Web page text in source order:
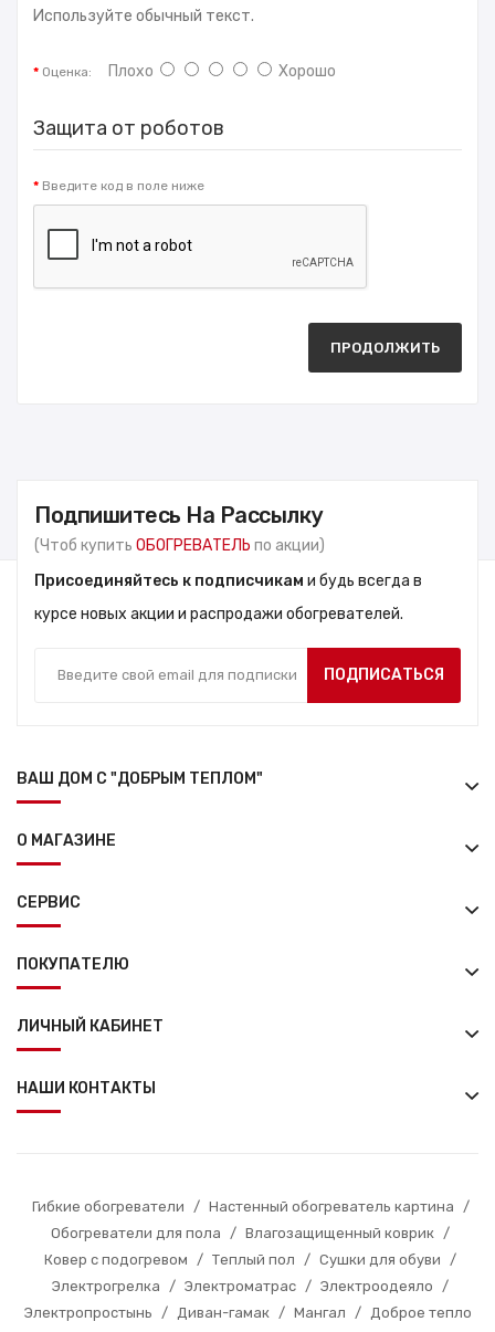
Используйте обычный текст.
Оценка: Плохо Хорошо
Защита от роботов
Введите код в поле ниже
ПРОДОЛЖИТЬ
Подпишитесь На Рассылку
(Чтоб купить ОБОГРЕВАТЕЛЬ по акции)
Присоединяйтесь к подписчикам и будь всегда в
курсе новых акции и распродажи обогревателей.
ПОДПИСАТЬСЯ
ВАШ ДОМ С "ДОБРЫМ ТЕПЛОМ"
О МАГАЗИНЕ
СЕРВИС
ПОКУПАТЕЛЮ
ЛИЧНЫЙ КАБИНЕТ
НАШИ КОНТАКТЫ
Гибкие обогреватели / Настенный обогреватель картина
/
Обогреватели для пола
/ Влагозащищенный коврик
/
Ковер с подогревом
/ Теплый пол / Сушки для обуви
/
Электрогрелка
/ Электроматрас / Электроодеяло
/
Электропростынь
/ Диван-гамак / Мангал /
Доброе тепло